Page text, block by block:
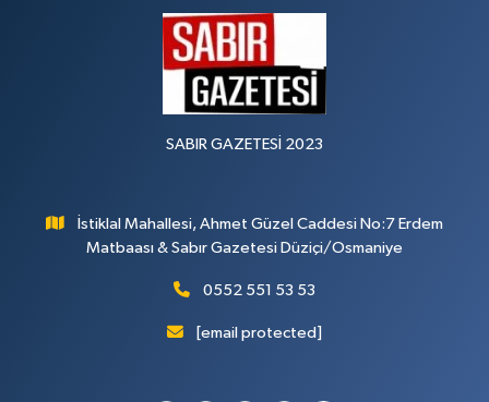
SABIR GAZETESİ 2023
İstiklal Mahallesi, Ahmet Güzel Caddesi No:7 Erdem
Matbaası & Sabır Gazetesi Düziçi/Osmaniye
0552 551 53 53
[email protected]